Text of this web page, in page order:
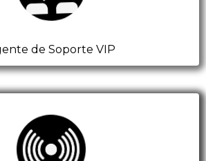
de Soporte VIP